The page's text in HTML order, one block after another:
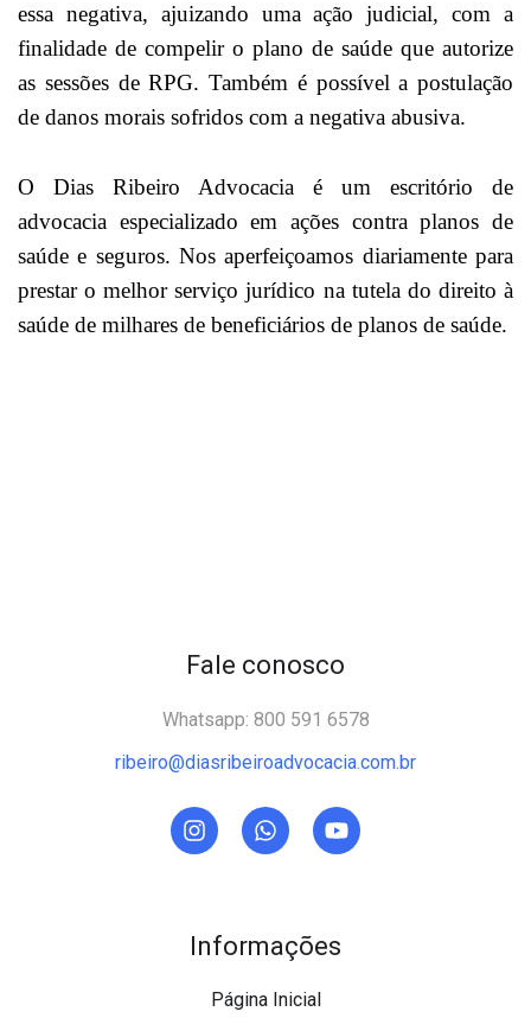
essa negativa, ajuizando uma ação judicial, com a
finalidade de compelir o plano de saúde que autorize
as sessões de RPG. Também é possível a postulação
de danos morais sofridos com a negativa abusiva.
O Dias Ribeiro Advocacia é um escritório de
advocacia especializado em ações contra planos de
saúde e seguros. Nos aperfeiçoamos diariamente para
prestar o melhor serviço jurídico na tutela do direito à
saúde de milhares de beneficiários de planos de saúde.
Informações
Página Inicial
Fale conosco
Whatsapp: 800 591 6578
ribeiro@diasribeiroadvocacia.com.br